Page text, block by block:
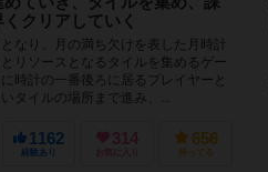
くクリアしていく
なり、月の満ち欠けを表した月時計
リソースとなるタイルを集めるゲー
時計の一番後ろに居るプレイヤーと
タイルの場所まで進み、...
1162
経験あり
314
お気に入り
656
持ってる